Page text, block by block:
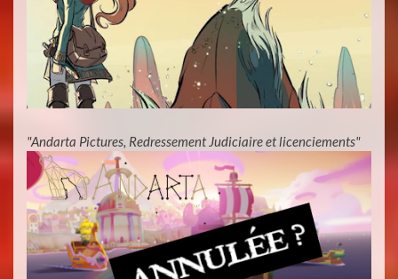
"Andarta Pictures, Redressement Judiciaire et licenciements"